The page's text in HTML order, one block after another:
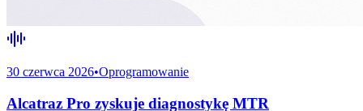
30 czerwca 2026•Oprogramowanie
Alcatraz Pro zyskuje diagnostykę MTR